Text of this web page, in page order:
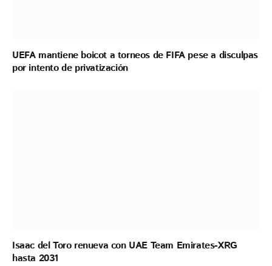
UEFA mantiene boicot a torneos de FIFA pese a disculpas
por intento de privatización
Isaac del Toro renueva con UAE Team Emirates-XRG
hasta 2031